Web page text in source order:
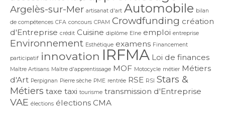
Argelès-sur-Mer artisanat d'art Automobile bilan
de compétences CFA concours CPAM Crowdfunding création
d'Entreprise crédit Cuisine diplôme Elne emploi entreprise
Environnement Esthétique examens Financement
participatif innovation IRFMA Loi de finances
Maître Artisans Maître d'apprentissage MOF Motocycle métier Métiers
d'Art Perpignan Pierre sèche PME rentrée RSE RSI Stars &
Métiers taxe taxi tourisme transmission d'Entreprise
VAE élections élections CMA